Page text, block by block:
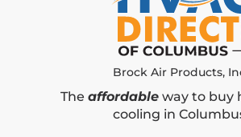
Brock Air Products,
The affordable way to buy
cooling in